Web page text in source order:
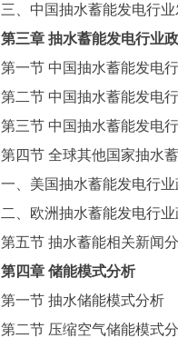
三、中国抽水蓄能发电行
第三章 抽水蓄能发电行业
第一节 中国抽水蓄能发电
第二节 中国抽水蓄能发电
第三节 中国抽水蓄能发电
第四节 全球其他国家抽水
一、美国抽水蓄能发电行
二、欧洲抽水蓄能发电行
第五节 抽水蓄能相关新闻
第四章 储能模式分析
第一节 抽水储能模式分析
第二节 压缩空气储能模式